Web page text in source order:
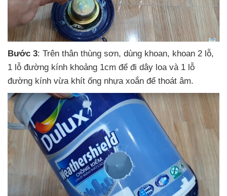
Bước 3: Trên thân thùng sơn, dùng khoan, khoan 2 lỗ,
1 lỗ đường kính khoảng 1cm để đi dây loa và 1 lỗ
đường kính vừa khít ống nhựa xoắn để thoát âm.